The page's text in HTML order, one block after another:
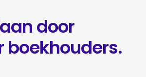
door
boekhouders.